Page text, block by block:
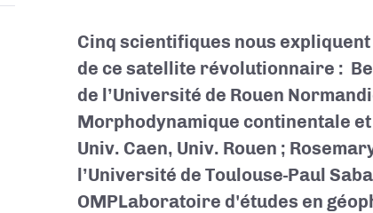
Cinq scientifiques nous
de ce satellite révolutionnaire :
de l’Université de Rouen
Morphodynamique continentale
Univ. Caen, Univ. Rouen ;
l’Université de Toulouse-Paul
OMPLaboratoire d'études en